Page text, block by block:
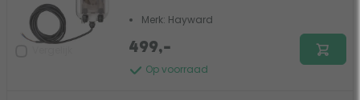
Merk: Hayward
Op voorraad
499,-